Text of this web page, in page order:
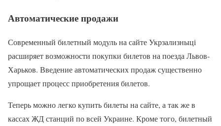
Автоматические продажи
Современный билетный модуль на сайте Укрзализныці
расширяет возможности покупки билетов на поезда Львов-
Харьков. Введение автоматических продаж существенно
упрощает процесс приобретения билетов.
Теперь можно легко купить билеты на сайте, а так же в
кассах ЖД станций по всей Украине. Кроме того, билетный